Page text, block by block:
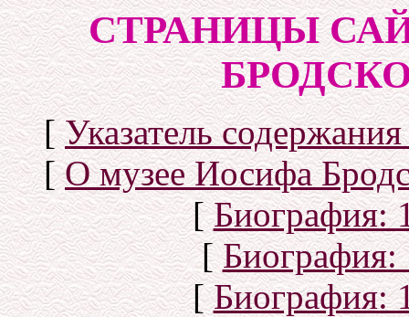
СТРАНИЦЫ
[Указатель
[О музее Иосифа
[Биография:
[Биография:
[Биография: